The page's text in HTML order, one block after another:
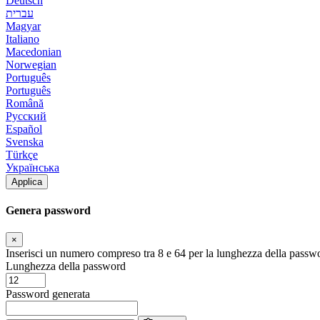
עברית
Magyar
Italiano
Macedonian
Norwegian
Português
Português
Română
Русский
Español
Svenska
Türkçe
Українська
Applica
Genera password
×
Inserisci un numero compreso tra 8 e 64 per la lunghezza della
Lunghezza della password
Password generata